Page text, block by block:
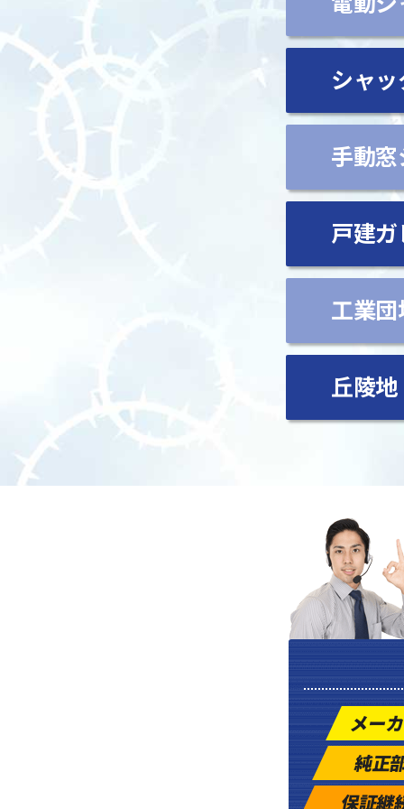
シャ
手動
戸建
工業
丘陵
メー
純正
保証継